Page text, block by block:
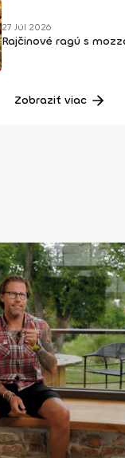
27 Júl 2026
Rajčinové ragú s
Zobraziť viac